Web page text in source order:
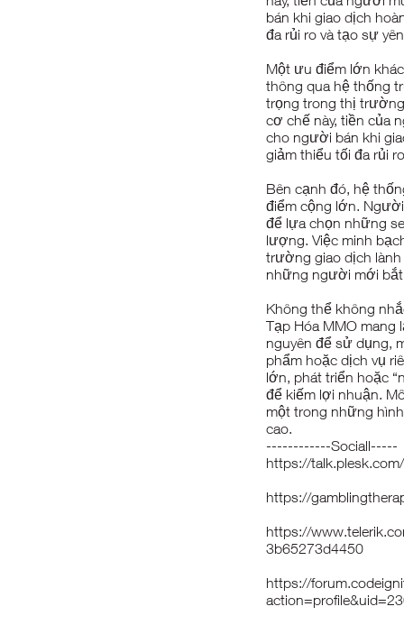
bán khi giao dịch
đa rủi ro và tạo sự
Một ưu điểm lớn
thông qua hệ thống
trọng trong thị
cơ chế này, tiền của
cho người bán khi
giảm thiểu tối đa rủi
Bên cạnh đó, hệ
điểm cộng lớn.
để lựa chọn những
lượng. Việc minh
trường giao dịch
những người mới
Không thể không
Tạp Hóa MMO
nguyên để sử dụng,
phẩm hoặc dịch vụ
lớn, phát triển hoặc
để kiếm lợi nhuận.
một trong những
cao.
------------Sociall-----
https://
https://
https://
3b65273d4450
https://